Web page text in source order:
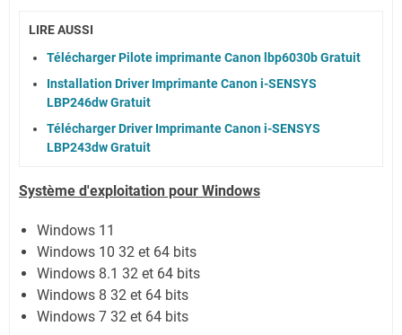
LIRE AUSSI
Télécharger Pilote imprimante Canon lbp6030b Gratuit
Installation Driver Imprimante Canon i-SENSYS
LBP246dw Gratuit
Télécharger Driver Imprimante Canon i-SENSYS
LBP243dw Gratuit
Système d'exploitation pour Windows
Windows 11
Windows 10 32 et 64 bits
Windows 8.1 32 et 64 bits
Windows 8 32 et 64 bits
Windows 7 32 et 64 bits